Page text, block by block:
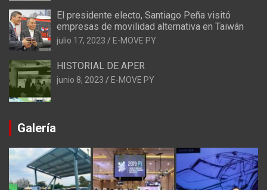
El presidente electo, Santiago Peña visitó
empresas de movilidad alternativa en Taiwán
julio 17, 2023 E-MOVE PY
HISTORIAL DE APER
junio 8, 2023 E-MOVE PY
Galería